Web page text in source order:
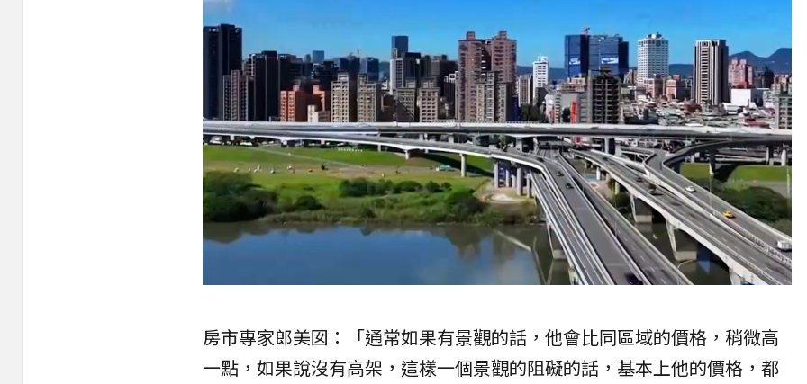
房市專家郎美囡：「通常如果有景觀的話，他會比同區域的價格，稍微高
一點，如果說沒有高架，這樣一個景觀的阻礙的話，基本上他的價格，都